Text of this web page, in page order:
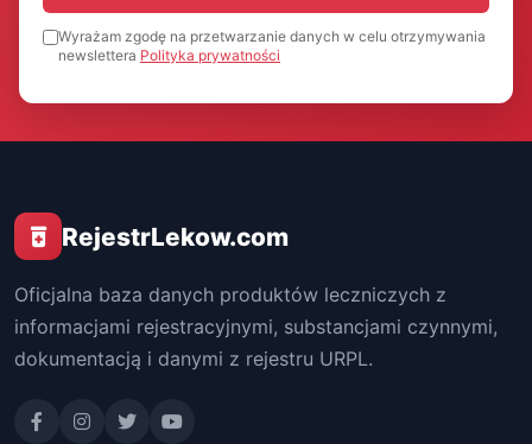
Wyrażam zgodę na przetwarzanie danych w celu otrzymywania
newslettera Polityka prywatności
RejestrLekow.com
Oficjalna baza danych produktów leczniczych z
informacjami rejestracyjnymi, substancjami czynnymi,
dokumentacją i danymi z rejestru URPL.